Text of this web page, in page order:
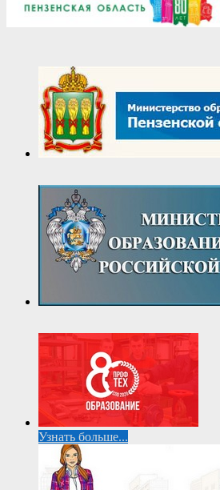
Узнать больше...